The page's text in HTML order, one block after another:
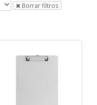
Borrar filtros